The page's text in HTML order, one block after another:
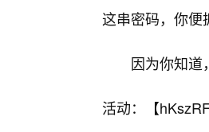
这串密码，你便
因为你知道
活动：【